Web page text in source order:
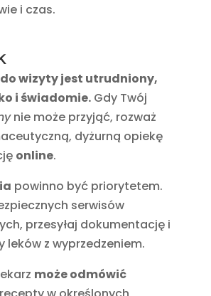
i czas.
wizyty jest utrudniony,
i świadomie.Gdy Twój
nie może przyjąć, rozważ
dyżurną opiekę
online.
powinno być priorytetem.
serwisów
przesyłaj dokumentację i
leków z wyprzedzeniem.
może odmówić